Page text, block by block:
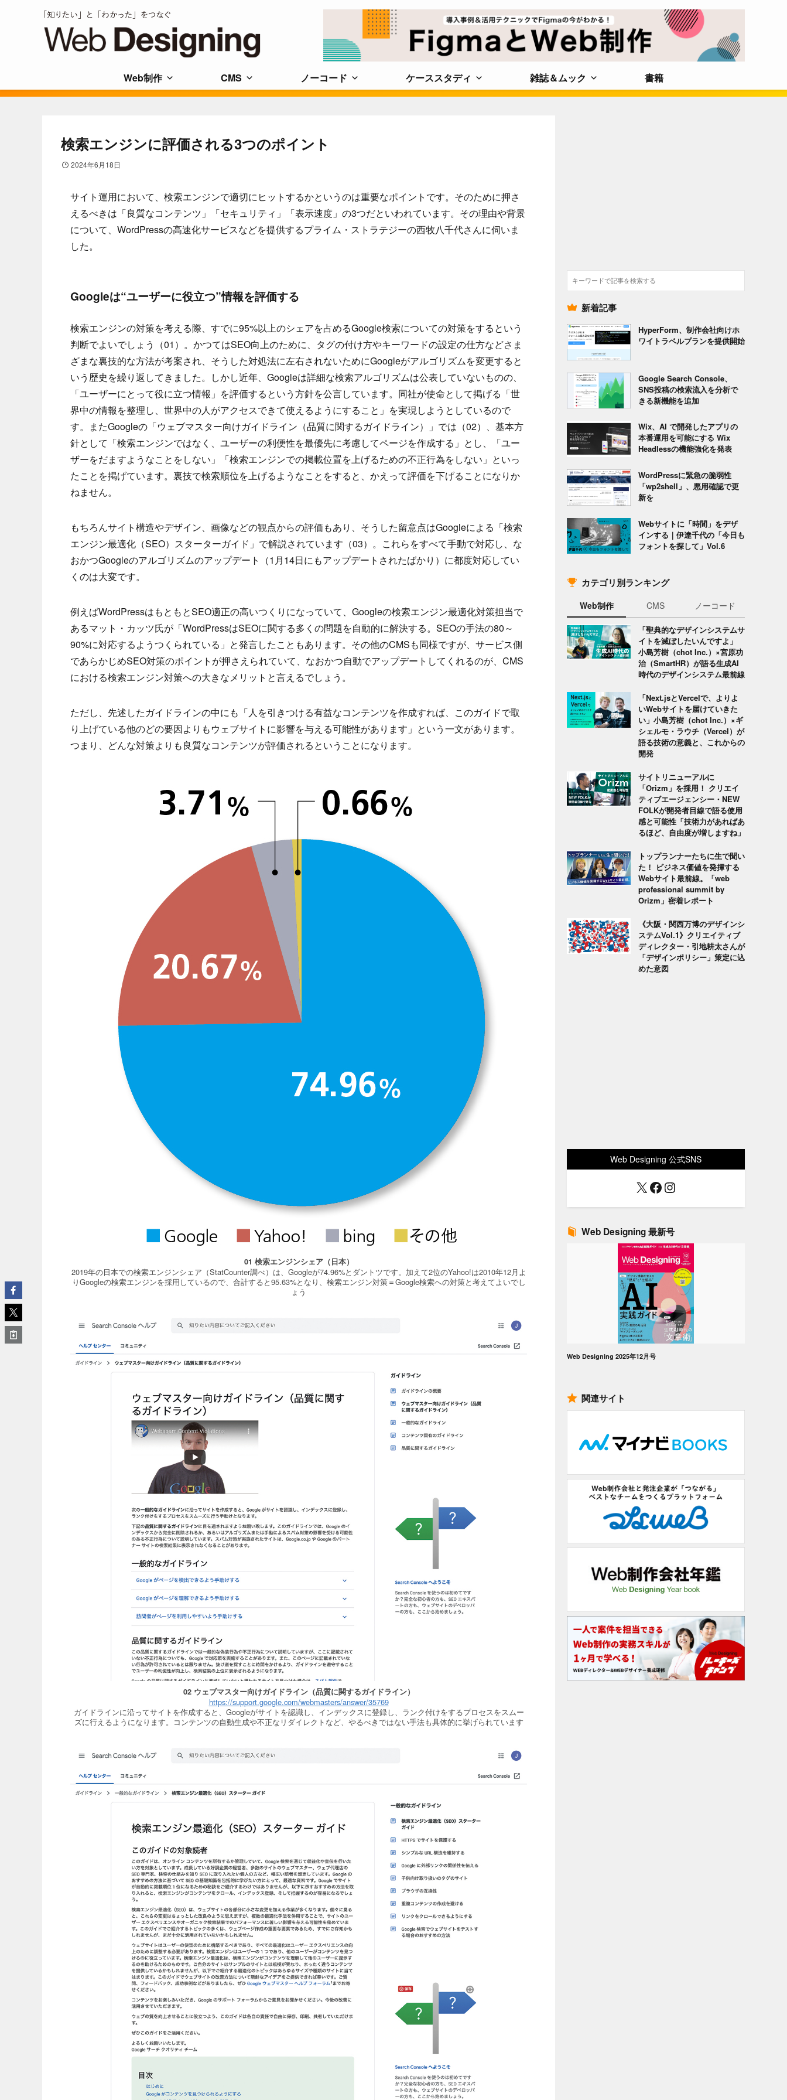
Web制作 CMS ノーコード ケーススタディ 雑誌＆ムック 書籍
検索エンジンに評価される3つのポイント
2024年6月18日
サイト運用において、検索エンジンで適切にヒットするかというのは重要なポイントです。そのために押さ
えるべきは「良質なコンテンツ」「セキュリティ」「表示速度」の3つだといわれています。その理由や背景
について、WordPressの高速化サービスなどを提供するプライム・ストラテジーの西牧八千代さんに伺いま
した。
Googleは“ユーザーに役立つ”情報を評価する
検索エンジンの対策を考える際、すでに95%以上のシェアを占めるGoogle検索についての対策をするという
判断でよいでしょう（01）。かつてはSEO向上のために、タグの付け方やキーワードの設定の仕方などさま
ざまな裏技的な方法が考案され、そうした対処法に左右されないためにGoogleがアルゴリズムを変更すると
いう歴史を繰り返してきました。しかし近年、Googleは詳細な検索アルゴリズムは公表していないものの、
「ユーザーにとって役に立つ情報」を評価するという方針を公言しています。同社が使命として掲げる「世
界中の情報を整理し、世界中の人がアクセスできて使えるようにすること」を実現しようとしているので
す。またGoogleの「ウェブマスター向けガイドライン（品質に関するガイドライン）」では（02）、基本方
針として「検索エンジンではなく、ユーザーの利便性を最優先に考慮してページを作成する」とし、「ユー
ザーをだますようなことをしない」「検索エンジンでの掲載位置を上げるための不正行為をしない」といっ
たことを掲げています。裏技で検索順位を上げるようなことをすると、かえって評価を下げることになりか
ねません。
もちろんサイト構造やデザイン、画像などの観点からの評価もあり、そうした留意点はGoogleによる「検索
エンジン最適化（SEO）スターターガイド」で解説されています（03）。これらをすべて手動で対応し、な
おかつGoogleのアルゴリズムのアップデート（1月14日にもアップデートされたばかり）に都度対応してい
くのは大変です。
例えばWordPressはもともとSEO適正の高いつくりになっていて、Googleの検索エンジン最適化対策担当で
あるマット・カッツ氏が「WordPressはSEOに関する多くの問題を自動的に解決する。SEOの手法の80～
90%に対応するようつくられている」と発言したこともあります。その他のCMSも同様ですが、サービス側
であらかじめSEO対策のポイントが押さえられていて、なおかつ自動でアップデートしてくれるのが、CMS
における検索エンジン対策への大きなメリットと言えるでしょう。
ただし、先述したガイドラインの中にも「人を引きつける有益なコンテンツを作成すれば、このガイドで取
り上げている他のどの要因よりもウェブサイトに影響を与える可能性があります」という一文があります。
つまり、どんな対策よりも良質なコンテンツが評価されるということになります。
01 検索エンジンシェア（日本）
2019年の日本での検索エンジンシェア（StatCounter調べ）は、Googleが74.96%とダントツです。加えて2位のYahoo!は2010年12月よ
りGoogleの検索エンジンを採用しているので、合計すると95.63%となり、検索エンジン対策＝Google検索への対策と考えてよいでし
ょう
02 ウェブマスター向けガイドライン（品質に関するガイドライン）
https://support.google.com/webmasters/answer/35769
ガイドラインに沿ってサイトを作成すると、Googleがサイトを認識し、インデックスに登録し、ランク付けをするプロセスをスムー
ズに行えるようになります。コンテンツの自動生成や不正なリダイレクトなど、やるべきではない手法も具体的に挙げられています
検
索
新着記事
HyperForm、制作会社向けホ
ワイトラベルプランを提供開始
Google Search Console、
SNS投稿の検索流入を分析で
きる新機能を追加
Wix、AI で開発したアプリの
本番運用を可能にする Wix
Headlessの機能強化を発表
WordPressに緊急の脆弱性
「wp2shell」、悪用確認で更
新を
Webサイトに「時間」をデザ
インする｜伊達千代の「今日も
フォントを探して」Vol.6
カテゴリ別ランキング
Web制作 CMS ノーコード
「聖典的なデザインシステムサ
イトを滅ぼしたいんですよ」
小島芳樹（chot Inc.）×宮原功
治（SmartHR）が語る生成AI
時代のデザインシステム最前線
「Next.jsとVercelで、よりよ
いWebサイトを届けていきた
い」小島芳樹（chot Inc.）×ギ
シェルモ・ラウチ（Vercel）が
語る技術の意義と、これからの
開発
サイトリニューアルに
「Orizm」を採用！ クリエイ
ティブエージェンシー・NEW
FOLKが開発者目線で語る使用
感と可能性「技術力があればあ
るほど、自由度が増しますね」
トップランナーたちに生で聞い
た！ ビジネス価値を発揮する
Webサイト最前線。「web
professional summit by
Orizm」密着レポート
《大阪・関西万博のデザインシ
ステムVol.1》クリエイティブ
ディレクター・引地耕太さんが
「デザインポリシー」策定に込
めた意図
Web Designing 公式SNS
X Facebook
Instagram
Web Designing 最新号
Web Designing 2025年12月号
関連サイト